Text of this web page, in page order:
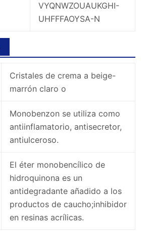
VYQNWZOUAUKGHI-
UHFFFAOYSA-N
Cristales de crema a beige-
marrón claro o
Monobenzon se utiliza como
antiinflamatorio, antisecretor,
antiulceroso.
El éter monobencílico de
hidroquinona es un
antidegradante añadido a los
productos de caucho;inhibidor
en resinas acrílicas.